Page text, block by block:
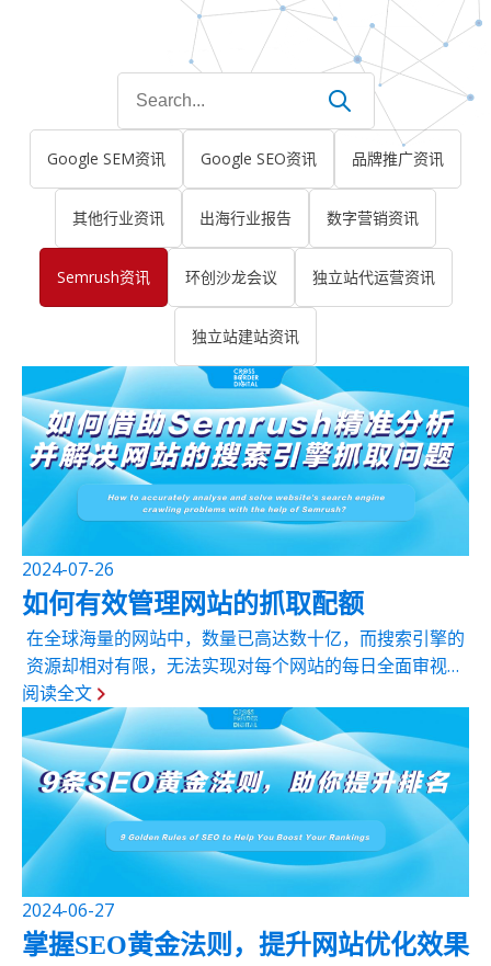
for:
Google SEM资讯 Google SEO资讯 品牌推广资讯
其他行业资讯 出海行业报告 数字营销资讯
Semrush资讯 环创沙龙会议 独立站代运营资讯
独立站建站资讯
2024-07-26
如何有效管理网站的抓取配额
在全球海量的网站中，数量已高达数十亿，而搜索引擎的
资源却相对有限，无法实现对每个网站的每日全面审视。
因此，搜索引擎制定了策略，决定哪些内容应被优先抓
取，以及何时进行抓取。接下来，我们将分析搜索引擎的
抓取配额机制如何深刻影响网站的排名，并分享...
阅读全文
2024-06-27
掌握SEO黄金法则，提升网站优化效果